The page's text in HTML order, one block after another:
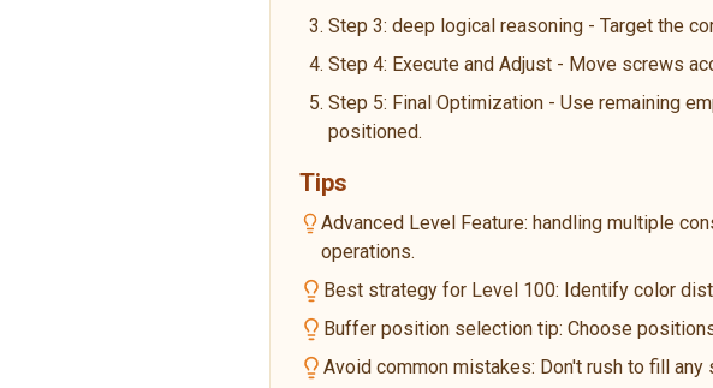
Step 3: deep logical reasoning - Target the
Step 4: Execute and Adjust - Move screws
Step 5: Final Optimization - Use remaining
positioned.
Tips
Advanced Level Feature: handling multiple
operations.
Best strategy for Level 100: Identify color
Buffer position selection tip: Choose
Avoid common mistakes: Don't rush to fill